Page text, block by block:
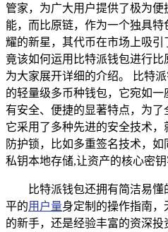
管家，为广大用户提供了极为
能，而比原链，作为一个独具
耀的新星，其代币在市场上吸
竟该如何运用比特派钱包进行比
为大家展开详细的介绍。 比特
的轻量级多币种钱包，它宛如
有安全、便捷的显著特点，为了
它采用了多种先进的安全技术
防护锁，比如多重签名技术，如
私钥本地存储,让资产的核心密
比特派钱包还拥有简洁易
平的用户量身定制的操作指南
的新手，还是经验丰富的资深